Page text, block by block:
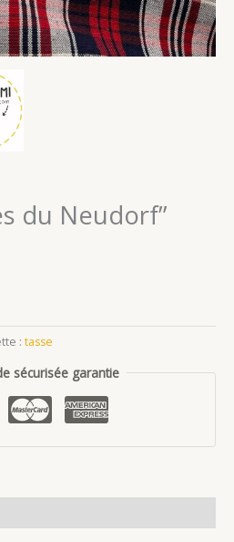
du Neudorf”
: tasse
sécurisée garantie